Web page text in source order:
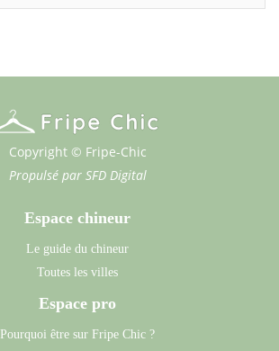
Copyright © Fripe-Chic
Propulsé par SFD Digital
Espace chineur
Le guide du chineur
Toutes les villes
Espace pro
Pourquoi être sur Fripe Chic ?